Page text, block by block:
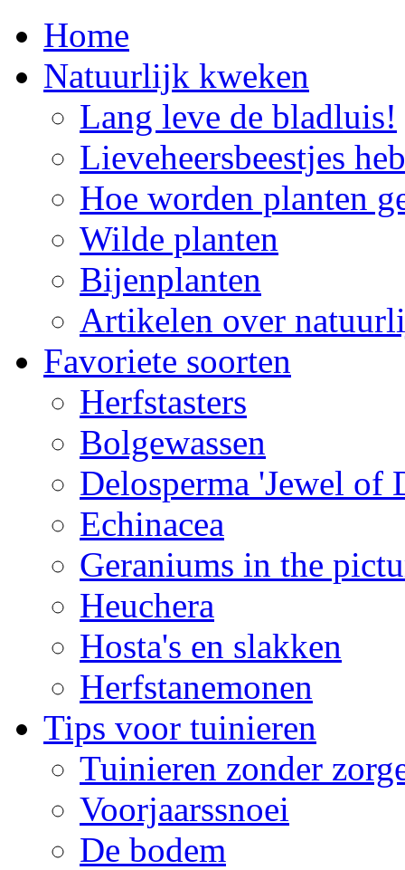
Home
Natuurlijk kweken
Lang leve de bladluis!
Lieveheersbeestjes
Hoe worden planten
Wilde planten
Bijenplanten
Artikelen over
Favoriete soorten
Herfstasters
Bolgewassen
Delosperma 'Jewel of
Echinacea
Geraniums in the
Heuchera
Hosta's en slakken
Herfstanemonen
Tips voor tuinieren
Tuinieren zonder
Voorjaarssnoei
De bodem